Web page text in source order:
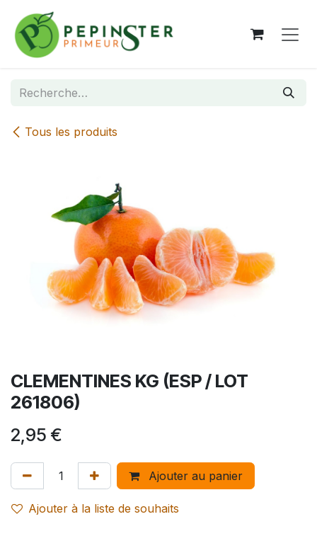
Se rendre au contenu
Tous les produits
CLEMENTINES KG (ESP / LOT
261806)
2,95 €
Ajouter au panier
Ajouter à la liste de souhaits